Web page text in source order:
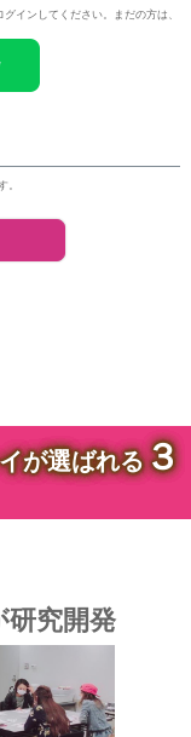
インしてください。まだの方は、
。
が選ばれる３
究開発